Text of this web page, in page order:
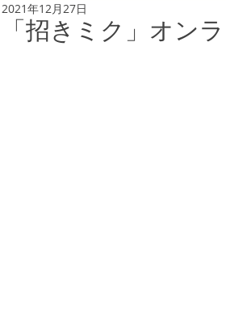
お仕事 イベント
「招きミク」オン
2021年12月27日